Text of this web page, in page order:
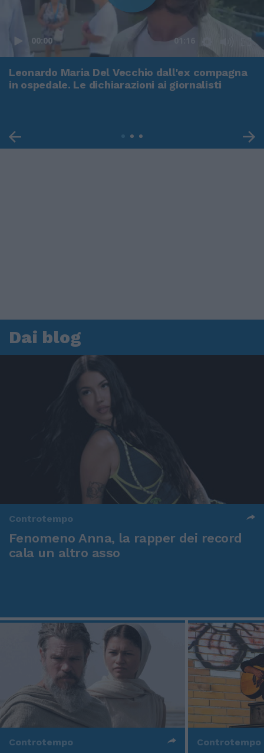
00:00 01:16
Leonardo Maria Del Vecchio dall'ex compagna
in ospedale. Le dichiarazioni ai giornalisti
Dai blog
Controtempo
Fenomeno Anna, la rapper dei record
cala un altro asso
Controtempo Controtempo